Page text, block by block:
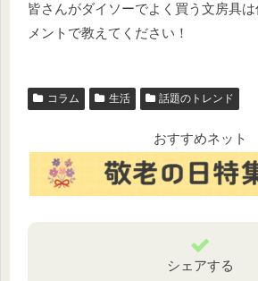
皆さんがダイソーでよく買う文房具
メントで教えてください！
コラム 生活 話題のトレンド
おすすめネット
シェアする